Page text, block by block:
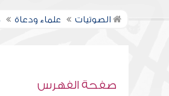
الصوتيات علماء ودعاة
صفحة الفهرس